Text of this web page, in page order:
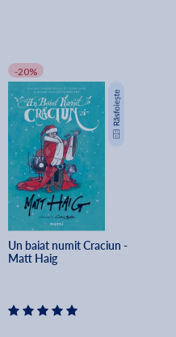
-20%
Un baiat numit Craciun -
Matt Haig